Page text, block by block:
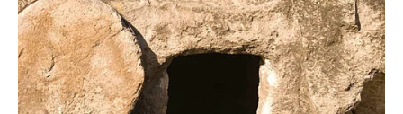
Ne reagujte impulsivno, dajte sebi vremena.
STRIJELAC